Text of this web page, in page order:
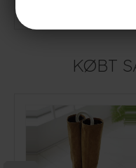
KØBT